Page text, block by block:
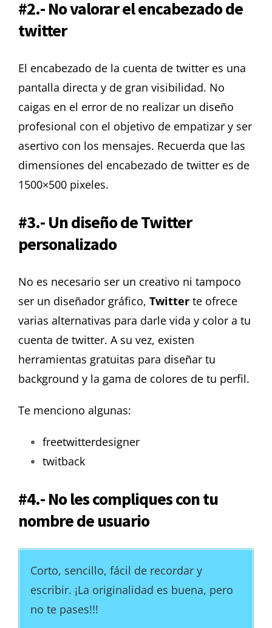
#2.- No valorar el encabezado de
twitter
El encabezado de la cuenta de twitter es una
pantalla directa y de gran visibilidad. No
caigas en el error de no realizar un diseño
profesional con el objetivo de empatizar y ser
asertivo con los mensajes. Recuerda que las
dimensiones del encabezado de twitter es de
1500×500 pixeles.
#3.- Un diseño de Twitter
personalizado
No es necesario ser un creativo ni tampoco
ser un diseñador gráfico, Twitter te ofrece
varias alternativas para darle vida y color a tu
cuenta de twitter. A su vez, existen
herramientas gratuitas para diseñar tu
background y la gama de colores de tu perfil.
Te menciono algunas:
freetwitterdesigner
twitback
#4.- No les compliques con tu
nombre de usuario
Corto, sencillo, fácil de recordar y
escribir. ¡La originalidad es buena, pero
no te pases!!!